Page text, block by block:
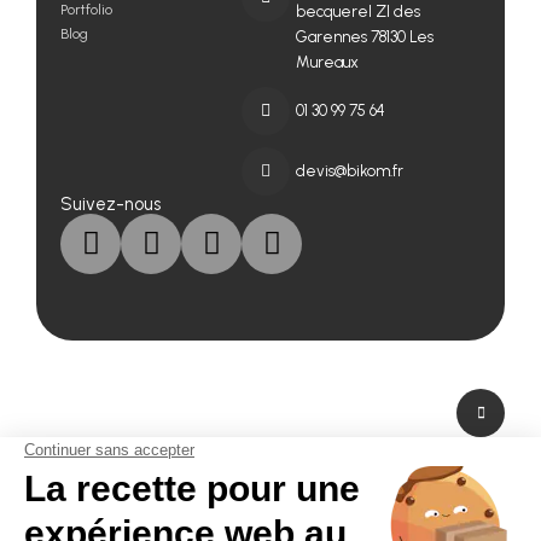
Portfolio
Blog
becquerel ZI des
Garennes 78130 Les
Mureaux
01 30 99 75 64
devis@bikom.fr
Suivez-nous
A propos de nous
Fabricant de PLV en carton et fabricant de stand modulaire, Bikom est situé